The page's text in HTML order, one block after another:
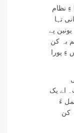
ءِ نظام
تہا
پے
بہ کن
ءِ پورا
اے یک
ءَ
کن